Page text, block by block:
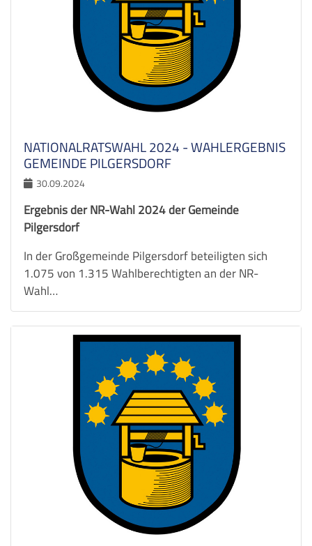
NATIONALRATSWAHL 2024 - WAHLERGEBNIS
GEMEINDE PILGERSDORF
30.09.2024
Ergebnis der NR-Wahl 2024 der Gemeinde
Pilgersdorf
In der Großgemeinde Pilgersdorf beteiligten sich
1.075 von 1.315 Wahlberechtigten an der NR-
Wahl…